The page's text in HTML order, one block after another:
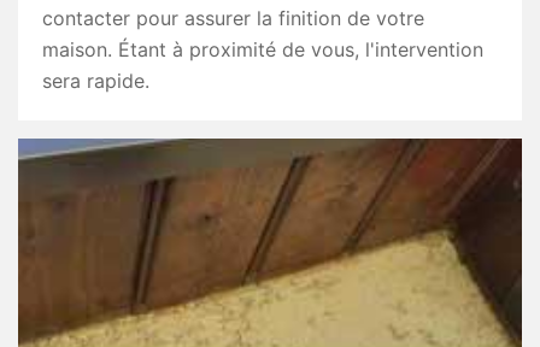
contacter pour assurer la finition de votre
maison. Étant à proximité de vous, l'intervention
sera rapide.